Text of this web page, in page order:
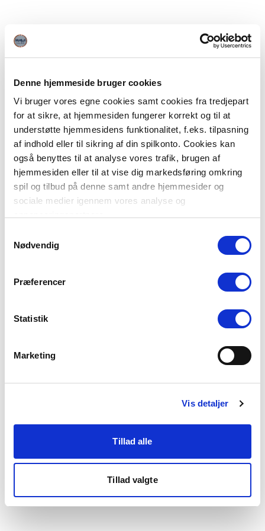
Denne hjemmeside bruger cookies
Vi bruger vores egne cookies samt cookies fra tredjepart
for at sikre, at hjemmesiden fungerer korrekt og til at
understøtte hjemmesidens funktionalitet, f.eks. tilpasning
af indhold eller til sikring af din spilkonto. Cookies kan
også benyttes til at analyse vores trafik, brugen af
hjemmesiden eller til at vise dig markedsføring omkring
spil og tilbud på denne samt andre hjemmesider og
sociale medier igennem vores analyse og
Du kan læse mere om vores brug af cookies under
"Detaljer" eller ved at klikke videre til vores Cookiepolitik,
Nødvendig
Præferencer
Statistik
Marketing
Vis detaljer
Tillad alle
Tillad valgte